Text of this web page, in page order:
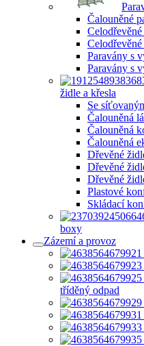
Čalouněné
Paravány s
Paravány s
židle a křesla
Se
Čalouněná
Čalouněná
Čalouněná
Dřevěné
Dřevěné
Dřevěné
Plastové
Skládací
boxy
Zázemí a provoz
tříděný odpad